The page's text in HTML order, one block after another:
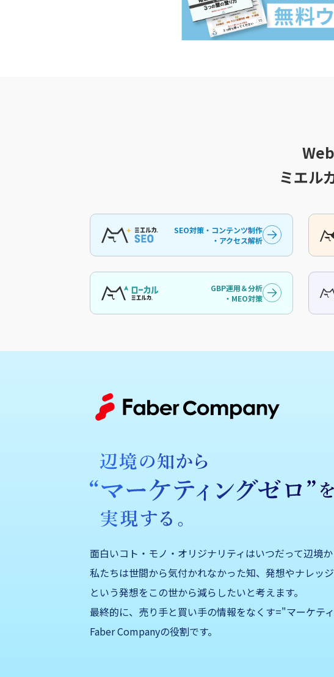
ミエル
SEO対策・コンテンツ制作
・アクセス解析
GBP運用＆分析
・MEO対策
面白いコト・モノ・オリジナリティはいつだって辺境か
私たちは世間から気付かれなかった知、発想やナレッ
という発想をこの世から減らしたいと考えます。
最終的に、売り手と買い手の情報をなくす="マーケテ
Faber Companyの役割です。